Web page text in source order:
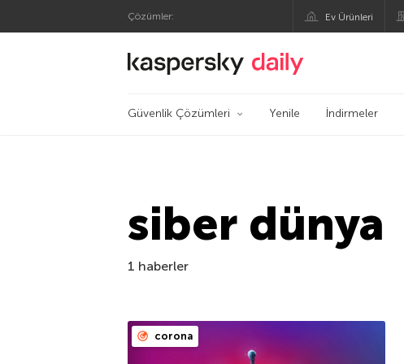
Çözümler: Ev Ürünleri
Kaspersky Resmi Blogu
Güvenlik Çözümleri Yenile İndirmeler
siber dünya
1 haberler
corona